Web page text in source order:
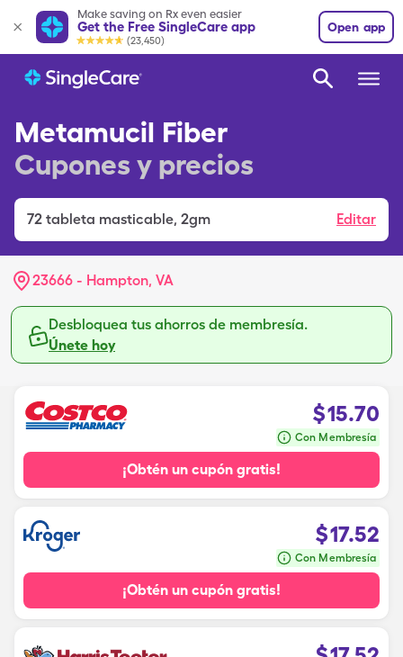
Make saving on Rx even easier
Get the Free SingleCare app
(23,450)
Open app
Metamucil Fiber
Cupones y precios
72 tableta masticable, 2gm Editar
23666 - Hampton, VA
Desbloquea tus ahorros de membresía.
Únete hoy
$15.70
Con Membresía
¡Obtén un cupón gratis!
$17.52
Con Membresía
¡Obtén un cupón gratis!